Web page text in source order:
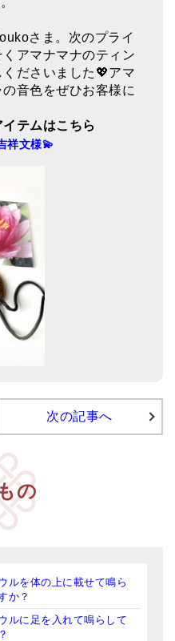
種
ャーム
CD
さま。次のプライ
アマナマナのティン
ださいました💖アマ
音色をぜひお客様に
テムはこちら
祥文様💫
次の記事へ
の
ルを体の上に載せて鳴ら
か？
ルに足を入れて鳴らして